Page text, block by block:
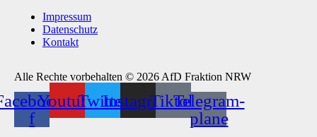
Impressum
Datenschutz
Kontakt
Alle Rechte vorbehalten © 2026 AfD Fraktion NRW
f
YoutubeTwitterInstagramTiktokTelegram-
plane